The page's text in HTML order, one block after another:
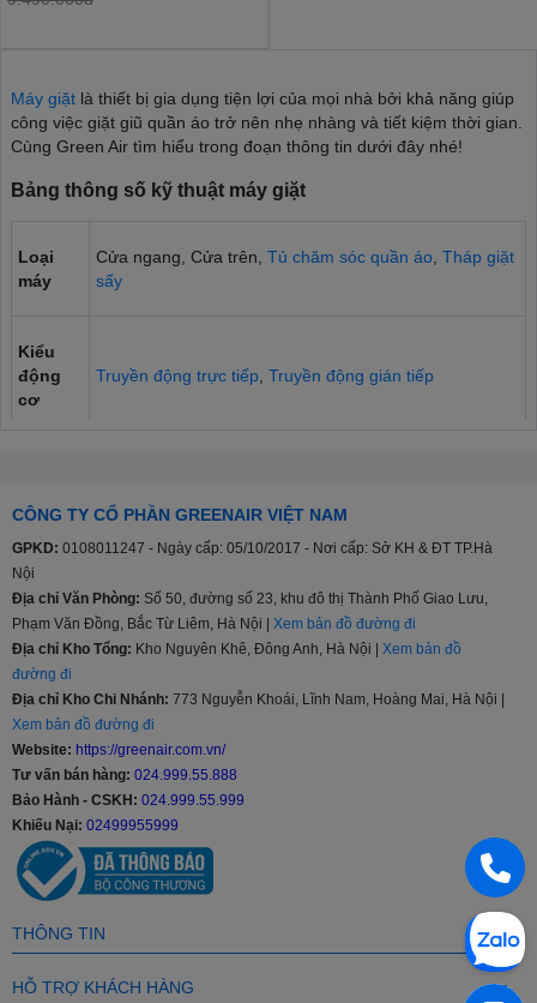
Máy giặt là thiết bị gia dụng tiện lợi của mọi nhà bởi khả năng giúp
công việc giặt giũ quần áo trở nên nhẹ nhàng và tiết kiệm thời gian.
Cùng Green Air tìm hiểu trong đoạn thông tin dưới đây nhé!
Bảng thông số kỹ thuật máy giặt
Loại
máy
Cửa ngang, Cửa trên, Tủ chăm sóc quần áo Tháp giặt
sấy
Kiểu
động
cơ
Truyền động trực tiếp Truyền động gián tiếp
khiển
Chất
lồng
giặt
Thép không gỉ
Khối
lượng
giặt
Dưới 8 kg, 8 - 9 kg, 9.5 - 10 kg, Từ 10.5 - 11 kg, Từ
11.5 - 12.5 kg, Từ 13 kg trở lên
Tiện
ích
Chạy êm và bền (truyền động trực tiếp), Inverter tiết
kiệm điện, Giặt đồ trẻ em, Tự động phân bổ nước giặt
và nước xả
Giá
Từ 8 - 10
triệu,Từ 10 - 15 triệu
CÔNG TY CỔ PHẦN GREENAIR VIỆT NAM
GPKD: 0108011247 - Ngày cấp: 05/10/2017 - Nơi cấp: Sở KH & ĐT TP.Hà
Nội
Địa chỉ Văn Phòng: Số 50, đường số 23, khu đô thị Thành Phố Giao Lưu,
Phạm Văn Đồng, Bắc Từ Liêm, Hà Nội | Xem bản đồ đường đi
Địa chỉ Kho Tổng: Kho Nguyên Khê, Đông Anh, Hà Nội | Xem bản đồ
đường đi
Địa chỉ Kho Chi Nhánh: 773 Nguyễn Khoái, Lĩnh Nam, Hoàng Mai, Hà Nội |
Xem bản đồ đường đi
Website: https://greenair.com.vn/
Tư vấn bán hàng: 024.999.55.888
Bảo Hành - CSKH: 024.999.55.999
Khiếu Nại: 02499955999
THÔNG TIN
HỖ TRỢ KHÁCH HÀNG